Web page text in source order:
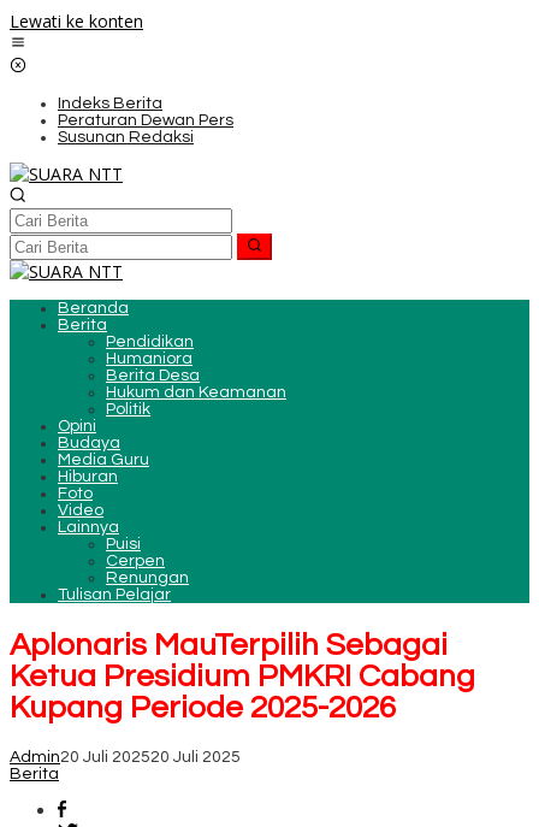
Lewati ke konten
Indeks Berita
Peraturan Dewan Pers
Susunan Redaksi
Beranda
Berita
Pendidikan
Humaniora
Berita Desa
Hukum dan Keamanan
Politik
Opini
Budaya
Media Guru
Hiburan
Foto
Video
Lainnya
Puisi
Cerpen
Renungan
Tulisan Pelajar
Aplonaris MauTerpilih Sebagai
Ketua Presidium PMKRI Cabang
Kupang Periode 2025-2026
Admin20 Juli 202520 Juli 2025
Berita